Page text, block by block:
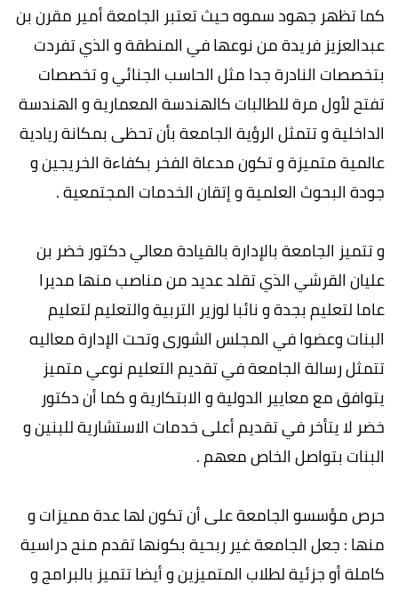
كما تظهر جهود سموه حيث تعتبر الجامعة أمير مقرن بن
عبدالعزيز فريدة من نوعها في المنطقة و الذي تفردت
بتخصصات النادرة جدا مثل الحاسب الجنائي و تخصصات
تفتح لأول مرة للطالبات كالهندسة المعمارية و الهندسة
الداخلية و تتمثل الرؤية الجامعة بأن تحظى بمكانة ريادية
عالمية متميزة و تكون مدعاة الفخر بكفاءة الخريجين و
جودة البحوث العلمية و إتقان الخدمات المجتمعية .
و تتميز الجامعة بالإدارة بالقيادة معالي دكتور خضر بن
عليان القرشي الذي تقلد عديد من مناصب منها مديرا
عاما لتعليم بجدة و نائبا لوزير التربية والتعليم لتعليم
البنات وعضوا في المجلس الشورى وتحت الإدارة معاليه
تتمثل رسالة الجامعة في تقديم التعليم نوعي متميز
يتوافق مع معايير الدولية و الابتكارية و كما أن دكتور
خضر لا يتأخر في تقديم أعلى خدمات الاستشارية للبنين و
البنات بتواصل الخاص معهم .
حرص مؤسسو الجامعة على أن تكون لها عدة مميزات و
منها : جعل الجامعة غير ربحية بكونها تقدم منح دراسية
كاملة أو جزئية لطلاب المتميزين و أيضا تتميز بالبرامج و